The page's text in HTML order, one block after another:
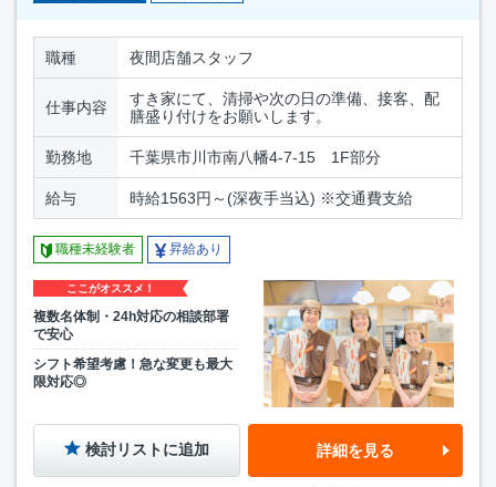
職種 夜間店舗スタッフ
仕事内容
すき家にて、清掃や次の日の準備、接客、配
膳盛り付けをお願いします。
勤務地 千葉県市川市南八幡4-7-15 1F部分
給与 時給1563円～(深夜手当込) ※交通費支給
職種未経験者 昇給あり
ここがオススメ！
複数名体制・24h対応の相談部署
で安心
シフト希望考慮！急な変更も最大
限対応◎
検討リストに追加 詳細を見る